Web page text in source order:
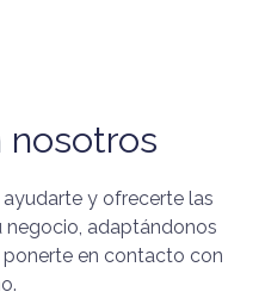
nosotros
y ofrecerte las
negocio, adaptándonos
ponerte en contacto con